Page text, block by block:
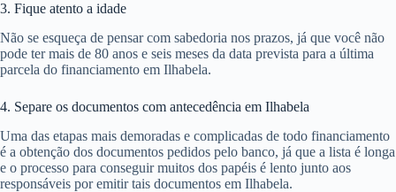
3. Fique atento a idade
Não se esqueça de pensar com sabedoria nos prazos, já que você não
pode ter mais de 80 anos e seis meses da data prevista para a última
parcela do financiamento em Ilhabela.
4. Separe os documentos com antecedência em Ilhabela
Uma das etapas mais demoradas e complicadas de todo financiamento
é a obtenção dos documentos pedidos pelo banco, já que a lista é longa
e o processo para conseguir muitos dos papéis é lento junto aos
responsáveis por emitir tais documentos em Ilhabela.